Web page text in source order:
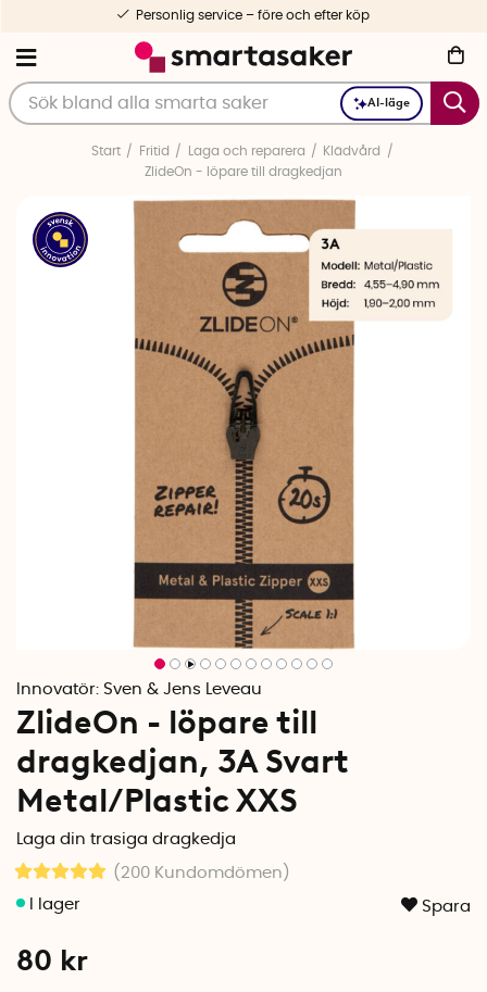
AI-läge
Personlig service – före och efter köp
Start Fritid Laga och reparera
Klädvård
ZlideOn - löpare till dragkedjan
Innovatör: Sven & Jens Leveau
ZlideOn - löpare till
dragkedjan, 3A Svart
Metal/Plastic XXS
Laga din trasiga dragkedja
(200 Kundomdömen )
Spara
80 kr